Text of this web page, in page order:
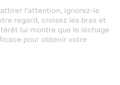
l'attention, ignorez-le
regard, croisez les bras et
lui montre que le léchage
pour obtenir votre